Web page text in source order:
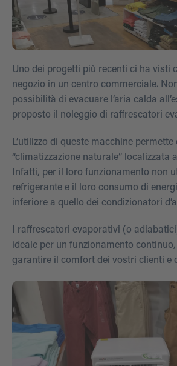
Uno dei progetti più recenti ci ha visti
negozio in un centro commerciale.
possibilità di evacuare l’aria calda
proposto il noleggio di raffrescatori
L’utilizzo di queste macchine
“climatizzazione naturale” localizzata
Infatti, per il loro funzionamento non
refrigerante e il loro consumo di
inferiore a quello dei condizionatori
I raffrescatori evaporativi (o
ideale per un funzionamento
garantire il comfort dei vostri clienti e